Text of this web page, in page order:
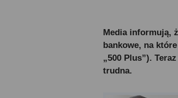
Media informują,
bankowe, na
„500 Plus”).
trudna.